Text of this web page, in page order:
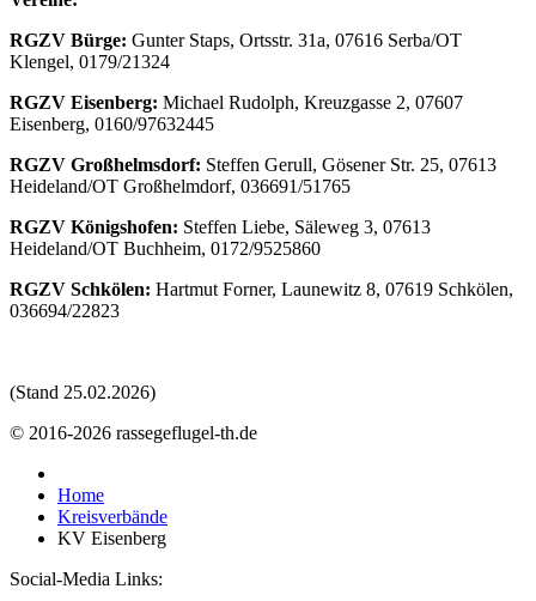
RGZV Bürge: Gunter Staps, Ortsstr. 31a, 07616 Serba/OT
Klengel, 0179/21324
RGZV Eisenberg: Michael Rudolph, Kreuzgasse 2, 07607
Eisenberg, 0160/97632445
RGZV Großhelmsdorf: Steffen Gerull, Gösener Str. 25, 07613
Heideland/OT Großhelmdorf, 036691/51765
RGZV Königshofen: Steffen Liebe, Säleweg 3, 07613
Heideland/OT Buchheim, 0172/9525860
RGZV Schkölen: Hartmut Forner, Launewitz 8, 07619 Schkölen,
036694/22823
(Stand 25.02.2026)
© 2016-2026 rassegeflugel-th.de
Home
Kreisverbände
KV Eisenberg
Social-Media Links: